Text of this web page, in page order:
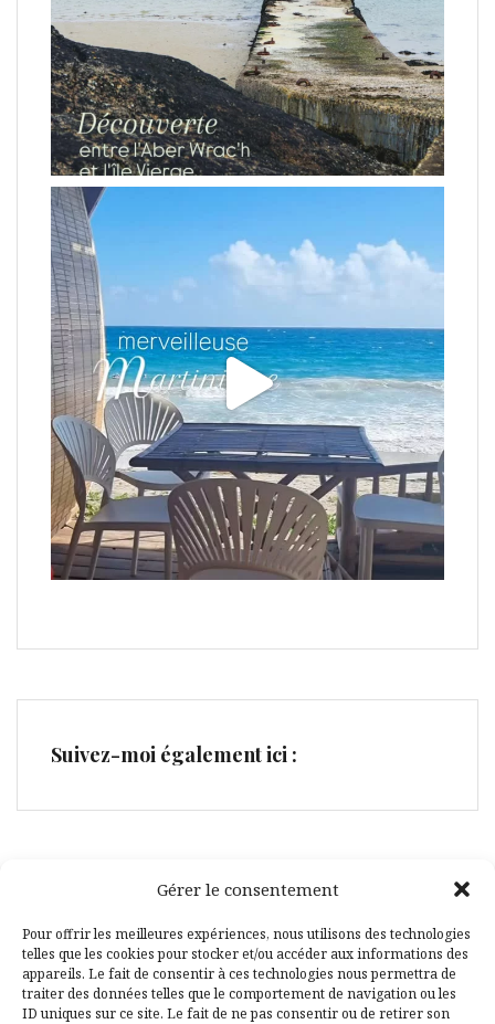
Gérer le consentement
Pour offrir les meilleures expériences, nous utilisons des technologies
telles que les cookies pour stocker et/ou accéder aux informations des
appareils. Le fait de consentir à ces technologies nous permettra de
traiter des données telles que le comportement de navigation ou les
ID uniques sur ce site. Le fait de ne pas consentir ou de retirer son
Suivez-moi également ici :
Facebook
Pinterest